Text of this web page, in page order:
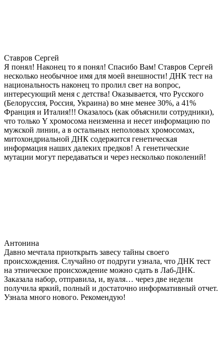
Ставров Сергей
Я понял! Наконец то я понял! Спасибо Вам! Ставров Сергей
несколько необычное имя для моей внешности! ДНК тест на
национальность наконец то пролил свет на вопрос,
интересующий меня с детства! Оказывается, что Русского
(Белоруссия, Россия, Украина) во мне менее 30%, а 41%
Франция и Италия!!! Оказалось (как объяснили сотрудники),
что только Y хромосома неизменна и несет информацию по
мужской линии, а в остальных неполовых хромосомах,
митохондриальной ДНК содержится генетическая
информация наших далеких предков! А генетические
мутации могут передаваться и через несколько поколений!
Антонина
Давно мечтала приоткрыть завесу тайны своего
происхождения. Случайно от подруги узнала, что ДНК тест
на этническое происхождение можно сдать в Лаб-ДНК.
Заказала набор, отправила, и, вуаля… через две недели
получила яркий, полный и достаточно информативный отчет.
Узнала много нового. Рекомендую!